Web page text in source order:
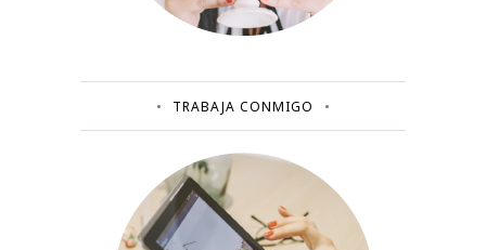
TRABAJA CONMIGO